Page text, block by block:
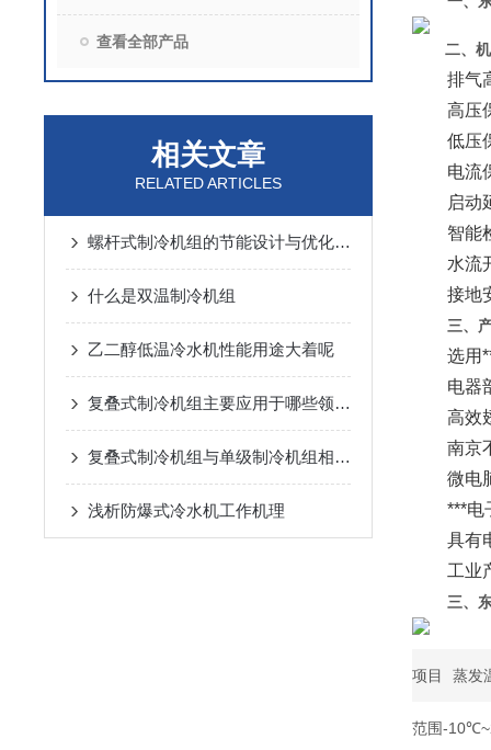
查看全部产品
相关文章
RELATED ARTICLES
螺杆式制冷机组的节能设计与优化策略
什么是双温制冷机组
乙二醇低温冷水机性能用途大着呢
复叠式制冷机组主要应用于哪些领域？
复叠式制冷机组与单级制冷机组相比有哪些优势？
浅析​防爆式冷水机工作机理
二、机
排气高
高压保
低压保
电流保
启动延
智能检
水流开
接地安
三、
选用***
电器部
高效翅
南京不
微电脑
***电子
具有电
工业产
三、
项目 蒸发
范围-